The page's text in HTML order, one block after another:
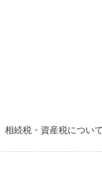
相続税・資産税について